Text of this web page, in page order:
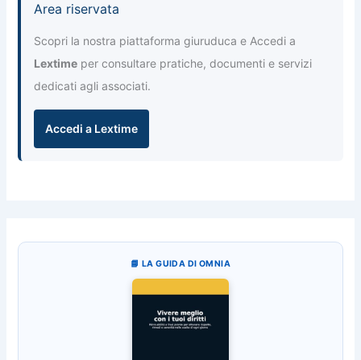
Area riservata
Scopri la nostra piattaforma giuruduca e Accedi a
Lextime per consultare pratiche, documenti e servizi
dedicati agli associati.
Accedi a Lextime
📘 LA GUIDA DI OMNIA